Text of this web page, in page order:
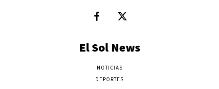
El Sol News
NOTICIAS
DEPORTES